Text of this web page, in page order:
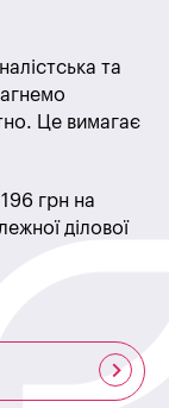
та
Це вимагає
грн на
ділової